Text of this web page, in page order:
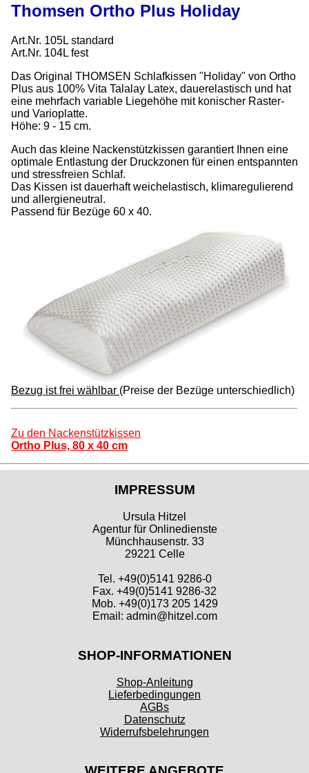
Thomsen Ortho Plus Holiday
Art.Nr. 105L standard
Art.Nr. 104L fest
Das Original THOMSEN Schlafkissen "Holiday" von Ortho
Plus aus 100% Vita Talalay Latex, dauerelastisch und hat
eine mehrfach variable Liegehöhe mit konischer Raster-
und Varioplatte.
Höhe: 9 - 15 cm.
Auch das kleine Nackenstützkissen garantiert Ihnen eine
optimale Entlastung der Druckzonen für einen entspannten
und stressfreien Schlaf.
Das Kissen ist dauerhaft weichelastisch, klimaregulierend
und allergieneutral.
Passend für Bezüge 60 x 40.
Bezug ist frei wählbar (Preise der Bezüge unterschiedlich)
Zu den Nackenstützkissen
Ortho Plus, 80 x 40 cm
IMPRESSUM
Ursula Hitzel
Agentur für Onlinedienste
Münchhausenstr. 33
29221 Celle
Tel. +49(0)5141 9286-0
Fax. +49(0)5141 9286-32
Mob. +49(0)173 205 1429
Email: admin@hitzel.com
SHOP-INFORMATIONEN
Shop-Anleitung
Lieferbedingungen
AGBs
Datenschutz
Widerrufsbelehrungen